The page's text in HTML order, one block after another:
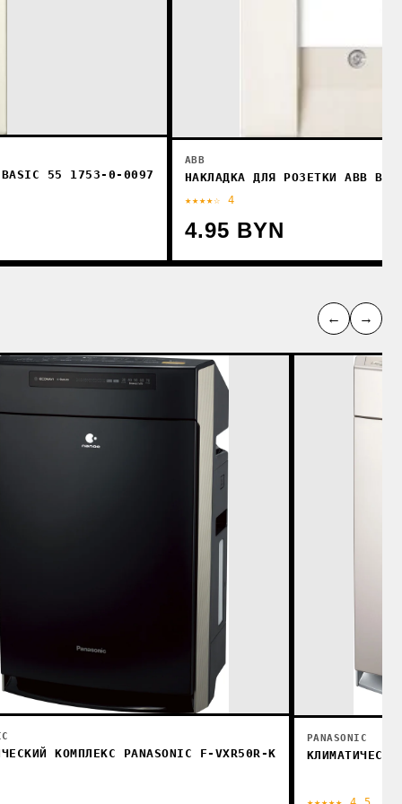
55 1753-0-0097
ABB
НАКЛАДКА ДЛЯ РОЗЕТКИ ABB
★★★★☆ 4
4.95 BYN
← →
КОМПЛЕКС PANASONIC F-VXR50R-K
PANASONIC